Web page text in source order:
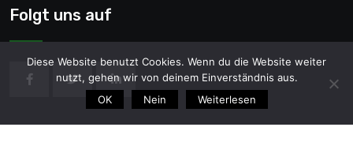
Folgt uns auf
Diese Website benutzt Cookies. Wenn du die Website weiter
nutzt, gehen wir von deinem Einverständnis aus.
OK
Nein Weiterlesen